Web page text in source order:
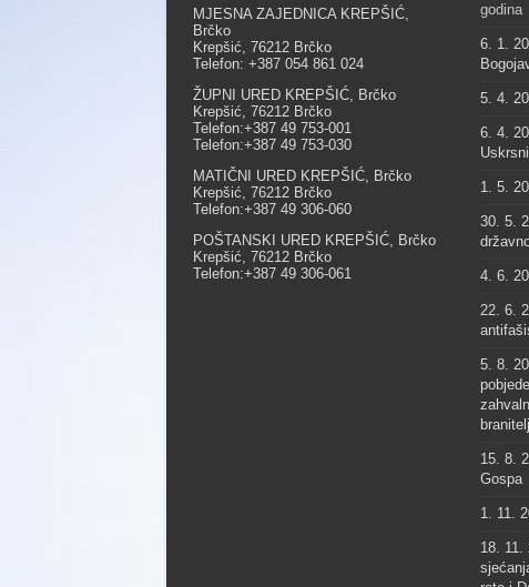
MJESNA ZAJEDNICA KREPŠIĆ,
Brčko
Krepšić, 76212 Brčko
Telefon: +387 054 861 024
ŽUPNI URED KREPŠIĆ, Brčko
Krepšić, 76212 Brčko
Telefon:+387 49 753-001
Telefon:+387 49 753-030
MATIČNI URED KREPŠIĆ, Brčko
Krepšić, 76212 Brčko
Telefon:+387 49 306-060
POŠTANSKI URED KREPŠIĆ, Brčko
Krepšić, 76212 Brčko
Telefon:+387 49 306-061
godina
6. 1.
5. 4.
6. 4.
1. 5.
30. 5.
4. 6.
22. 6.
5. 8.
15. 8.
Gospa
1. 11.
18. 11.